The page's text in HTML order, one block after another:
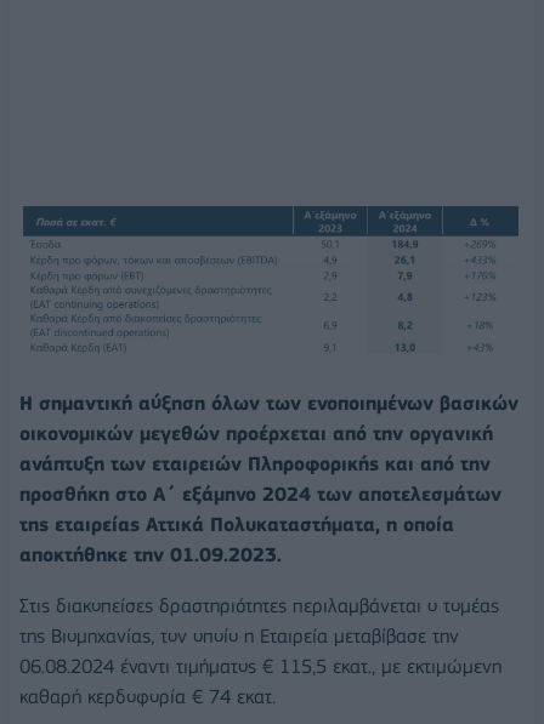
Η σημαντική αύξηση όλων των ενοποιημένων βασικών
οικονομικών μεγεθών προέρχεται από την οργανική
ανάπτυξη των εταιρειών Πληροφορικής και από την
προσθήκη στο Α΄ εξάμηνο 2024 των αποτελεσμάτων
της εταιρείας Αττικά Πολυκαταστήματα, η οποία
αποκτήθηκε την 01.09.2023.
Στις διακοπείσες δραστηριότητες περιλαμβάνεται ο τομέας
της Βιομηχανίας, τον οποίο η Εταιρεία μεταβίβασε την
06.08.2024 έναντι τιμήματος € 115,5 εκατ., με εκτιμώμενη
καθαρή κερδοφορία € 74 εκατ.